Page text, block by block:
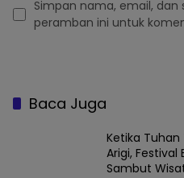
Simpan nama, email, dan
peramban ini untuk
Baca Juga
Ketika Tuhan
Arigi, Festival
Sambut